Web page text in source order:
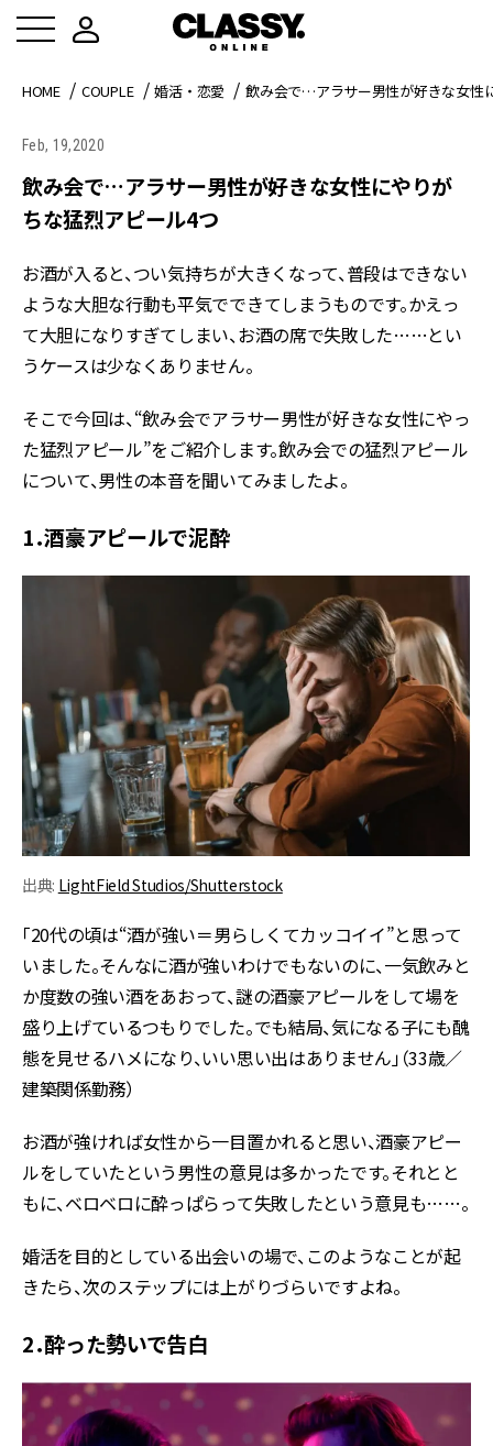
HOME COUPLE 婚活・恋愛 飲み会で…アラサー男性が好きな女性
Feb, 19,2020
飲み会で…アラサー男性が好きな女性にやりが
ちな猛烈アピール4つ
お酒が入ると、つい気持ちが大きくなって、普段はできない
ような大胆な行動も平気でできてしまうものです。かえっ
て大胆になりすぎてしまい、お酒の席で失敗した……とい
うケースは少なくありません。
そこで今回は、“飲み会でアラサー男性が好きな女性にやっ
た猛烈アピール”をご紹介します。飲み会での猛烈アピール
について、男性の本音を聞いてみましたよ。
1．酒豪アピールで泥酔
出典: LightField Studios/Shutterstock
「20代の頃は“酒が強い＝男らしくてカッコイイ”と思って
いました。そんなに酒が強いわけでもないのに、一気飲みと
か度数の強い酒をあおって、謎の酒豪アピールをして場を
盛り上げているつもりでした。でも結局、気になる子にも醜
態を見せるハメになり、いい思い出はありません」（33歳／
建築関係勤務）
お酒が強ければ女性から一目置かれると思い、酒豪アピー
ルをしていたという男性の意見は多かったです。それとと
もに、ベロベロに酔っぱらって失敗したという意見も……。
婚活を目的としている出会いの場で、このようなことが起
きたら、次のステップには上がりづらいですよね。
2．酔った勢いで告白